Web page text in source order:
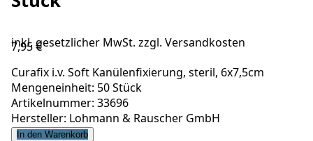
inkl. gesetzlicher MwSt. zzgl. Versandkosten
7,95 €
Curafix i.v. Soft Kanülenfixierung, steril, 6x7,5cm
Mengeneinheit: 50 Stück
Artikelnummer: 33696
Hersteller: Lohmann & Rauscher GmbH
In den Warenkorb